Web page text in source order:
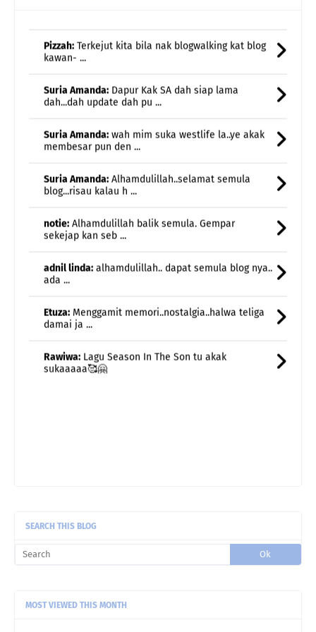
Suria Amanda:Dapur Kak SA dah siap lama
dah...dah update dah pu ...
Suria Amanda: wah mim suka westlife la..ye akak
membesar pun den ...
Suria Amanda: Alhamdulillah..selamat semula
blog...risau kalau h ...
notie:Alhamdulillah balik semula. Gempar
sekejap kan seb ...
adnil linda:alhamdulillah.. dapat semula blog nya..
ada ...
Etuza:Menggamit memori..nostalgia..halwa teliga
damai ja ...
Rawiwa:Lagu Season In The Son tu akak
sukaaaaa🥰🤗
SEARCH THIS BLOG
MOST VIEWED THIS MONTH